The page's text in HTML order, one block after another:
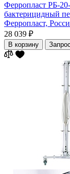
Ферропласт РБ-
бактерицидный
Ферропласт,
28 039 ₽
В корзину